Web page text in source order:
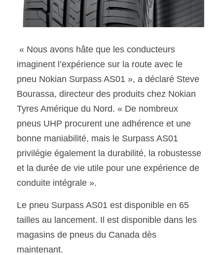
imaginent l’expérience sur la route avec le
pneu Nokian Surpass AS01 », a déclaré Steve
Bourassa, directeur des produits chez Nokian
Tyres Amérique du Nord. « De nombreux
pneus UHP procurent une adhérence et une
bonne maniabilité, mais le Surpass AS01
privilégie également la durabilité, la robustesse
et la durée de vie utile pour une expérience de
conduite intégrale ».
Le pneu Surpass AS01 est disponible en 65
tailles au lancement. Il est disponible dans les
magasins de pneus du Canada dès
maintenant.